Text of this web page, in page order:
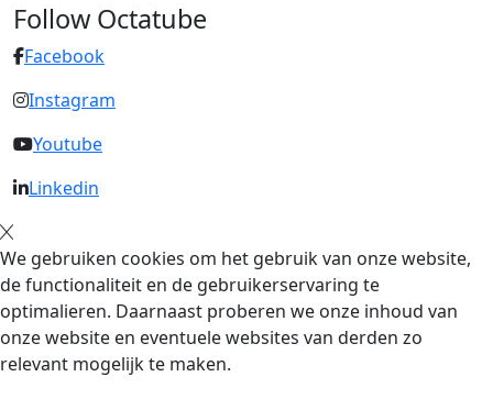
Follow Octatube
Facebook
Instagram
Youtube
Linkedin
We gebruiken cookies om het gebruik van onze website,
de functionaliteit en de gebruikerservaring te
optimalieren. Daarnaast proberen we onze inhoud van
onze website en eventuele websites van derden zo
relevant mogelijk te maken.